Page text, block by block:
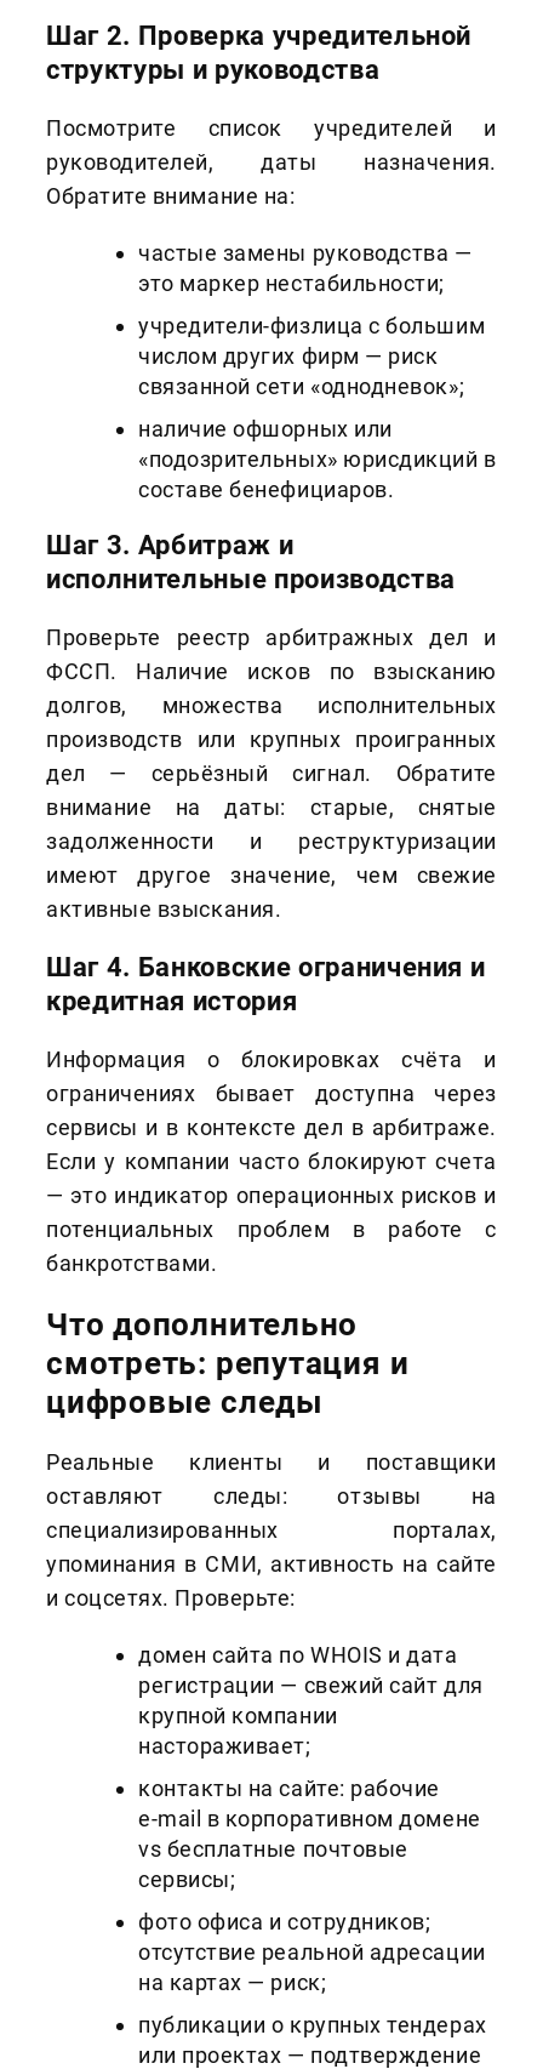
Шаг 2. Проверка учредительной
структуры и руководства
Посмотрите список учредителей и
руководителей, даты назначения.
Обратите внимание на:
частые замены руководства —
это маркер нестабильности;
учредители‑физлица с большим
числом других фирм — риск
связанной сети «однодневок»;
наличие офшорных или
«подозрительных» юрисдикций в
составе бенефициаров.
Шаг 3. Арбитраж и
исполнительные производства
Проверьте реестр арбитражных дел и
ФССП. Наличие исков по взысканию
долгов, множества исполнительных
производств или крупных проигранных
дел — серьёзный сигнал. Обратите
внимание на даты: старые, снятые
задолженности и реструктуризации
имеют другое значение, чем свежие
активные взыскания.
Шаг 4. Банковские ограничения и
кредитная история
Информация о блокировках счёта и
ограничениях бывает доступна через
сервисы и в контексте дел в арбитраже.
Если у компании часто блокируют счета
— это индикатор операционных рисков и
потенциальных проблем в работе с
банкротствами.
Что дополнительно
смотреть: репутация и
цифровые следы
Реальные клиенты и поставщики
оставляют следы: отзывы на
специализированных порталах,
упоминания в СМИ, активность на сайте
и соцсетях. Проверьте:
домен сайта по WHOIS и дата
регистрации — свежий сайт для
крупной компании
настораживает;
контакты на сайте: рабочие
e‑mail в корпоративном домене
vs бесплатные почтовые
сервисы;
фото офиса и сотрудников;
отсутствие реальной адресации
на картах — риск;
публикации о крупных тендерах
или проектах — подтверждение